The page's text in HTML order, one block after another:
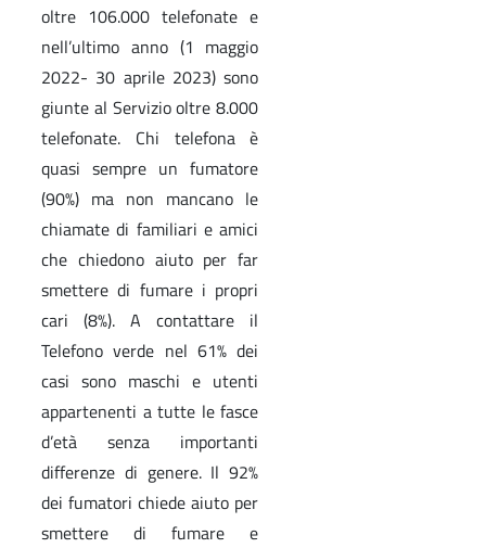
oltre 106.000 telefonate e
nell’ultimo anno (1 maggio
2022- 30 aprile 2023) sono
giunte al Servizio oltre 8.000
telefonate. Chi telefona è
quasi sempre un fumatore
(90%) ma non mancano le
chiamate di familiari e amici
che chiedono aiuto per far
smettere di fumare i propri
cari (8%). A contattare il
Telefono verde nel 61% dei
casi sono maschi e utenti
appartenenti a tutte le fasce
d’età senza importanti
differenze di genere. Il 92%
dei fumatori chiede aiuto per
smettere di fumare e